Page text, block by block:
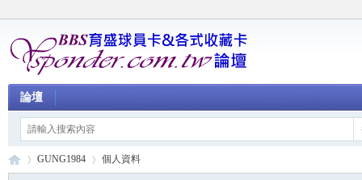
論壇
GUNG1984 個人資料